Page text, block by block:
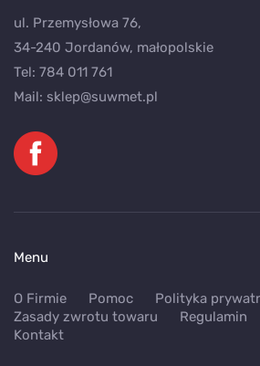
ul. Przemysłowa 76,
34-240 Jordanów, małopolskie
Tel: 784 011 761
Mail: sklep@suwmet.pl
Menu
O Firmie Pomoc
Polityka
Zasady zwrotu towaru
Regulamin
Kontakt